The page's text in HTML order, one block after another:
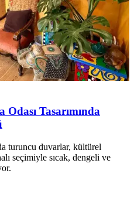
Tasarımında
turuncu duvarlar, kültürel
seçimiyle sıcak, dengeli ve